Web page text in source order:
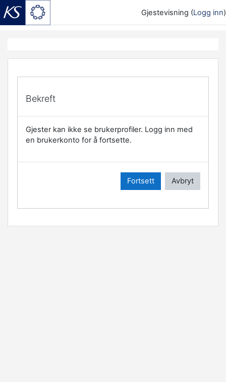
Gjestevisning (Logg inn)
Bekreft
Gjester kan ikke se brukerprofiler. Logg inn med
en brukerkonto for å fortsette.
Fortsett Avbryt